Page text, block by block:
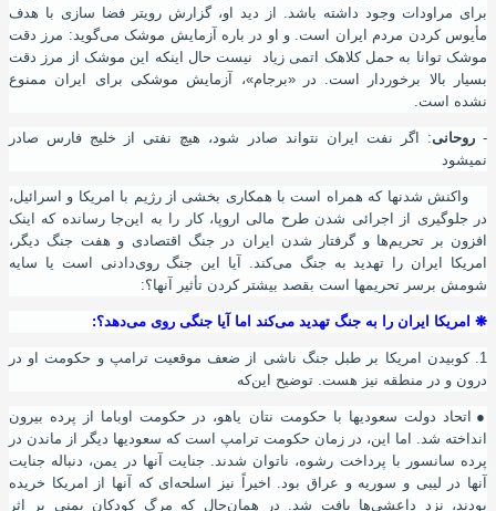
برای مراودات وجود داشته باشد. از دید او، گزارش رویتر فضا سازی با هدف
مأیوس کردن مردم ایران است. و او در باره آزمایش موشک می‌گوید: مرز دقت
موشک توانا به حمل کلاهک اتمی زیاد نیست حال اینکه این موشک از مرز دقت
بسیار بالا برخوردار است. در «برجام»، آزمایش موشکی برای ایران ممنوع
نشده‌ است.
-روحانی: اگر نفت ایران نتواند صادر شود، هیچ نفتی از خلیج فارس صادر
نمیشود
واکنش شدنها که همراه است با همکاری بخشی از رﮊیم با امریکا و اسرائیل،
در جلوگیری از اجرائی شدن طرح مالی اروپا، کار را به این‌جا رسانده که اینک
افزون بر تحریم‌ها و گرفتار شدن ایران در جنگ اقتصادی و هفت جنگ دیگر،
امریکا ایران را تهدید به جنگ می‌کند. آیا این جنگ روی‌دادنی است یا سایه
شومش برسر تحریمها است بقصد بیشتر کردن تأثیر آنها؟:
❋ امریکا ایران را به جنگ تهدید می‌کند اما آیا جنگی روی می‌دهد؟:
1. کوبیدن امریکا بر طبل جنگ ناشی از ضعف موقعیت ترامپ و حکومت او در
درون و در منطقه نیز هست. توضیح این‌که
● اتحاد دولت سعودیها با حکومت نتان یاهو، در حکومت اوباما از پرده بیرون
انداخته شد. اما این، در زمان حکومت ترامپ است که سعودیها دیگر از ماندن در
پرده سانسور با پرداخت رشوه، ناتوان شدند. جنایت آنها در یمن، دنباله جنایت
آنها در لیبی و سوریه و عراق بود. اخیراً نیز اسلحه‌ای که آنها از امریکا خریده
بودند، نزد داعشی‌ها یافت شد. در همان‌حال که مرگ کودکان یمنی بر اثر